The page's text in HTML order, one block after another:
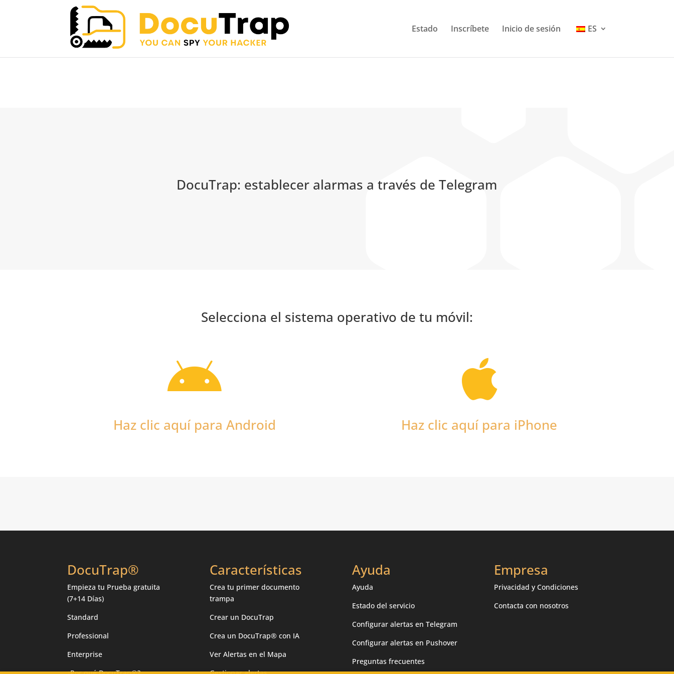
We've detected you might be speaking a
different language. Do you want to change to:
Change Language
Estado Inscríbete Inicio de sesión ES
DocuTrap: establecer alarmas a través de Telegram
Selecciona el sistema operativo de tu móvil:

Haz clic aquí para Android

Haz clic aquí para iPhone
DocuTrap®
Empieza tu Prueba gratuita
(7+14 Días)
Standard
Professional
Enterprise
Características
Crea tu primer documento
trampa
Crear un DocuTrap
Crea un DocuTrap® con IA
Ver Alertas en el Mapa
Ayuda
Ayuda
Estado del servicio
Configurar alertas en Telegram
Configurar alertas en Pushover
Preguntas frecuentes
Empresa
Privacidad y Condiciones
Contacta con nosotros